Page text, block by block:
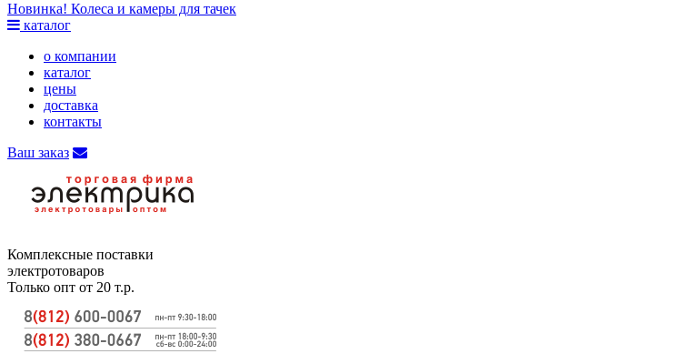
Новинка! Колеса и камеры для тачек
каталог
о компании
каталог
цены
доставка
контакты
Ваш заказ
Комплексные поставки
электротоваров
Только опт от 20 т.р.